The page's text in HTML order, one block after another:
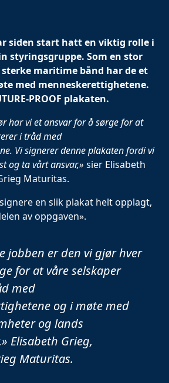
siden start hatt en viktig rolle i
styringsgruppe. Som en stor
maritime bånd har de et
med menneskerettighetene.
PROOF plakaten.
har vi et ansvar for å sørge for at
i tråd med
Vi signerer denne plakaten fordi vi
og ta vårt ansvar,» sier Elisabeth
Maturitas.
en slik plakat helt opplagt,
av oppgaven».
jobben er den vi gjør hver
for at våre selskaper
med
og i møte med
og lands
Elisabeth Grieg,
Maturitas.